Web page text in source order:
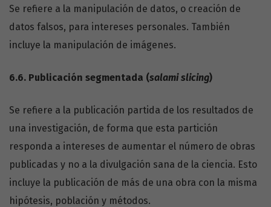
Se refiere a la manipulación de datos, o creación de
datos falsos, para intereses personales. También
incluye la manipulación de imágenes.
6.6. Publicación segmentada (salami slicing)
Se refiere a la publicación partida de los resultados de
una investigación, de forma que esta partición
responda a intereses de aumentar el número de obras
publicadas y no a la divulgación sana de la ciencia. Esto
incluye la publicación de más de una obra con la misma
hipótesis, población y métodos.